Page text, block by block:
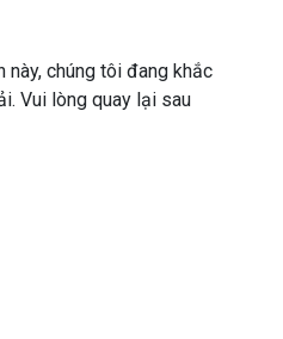
chúng tôi đang khắc
Vui lòng quay lại sau